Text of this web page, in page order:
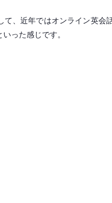
て、近年ではオンライン英
った感じです。